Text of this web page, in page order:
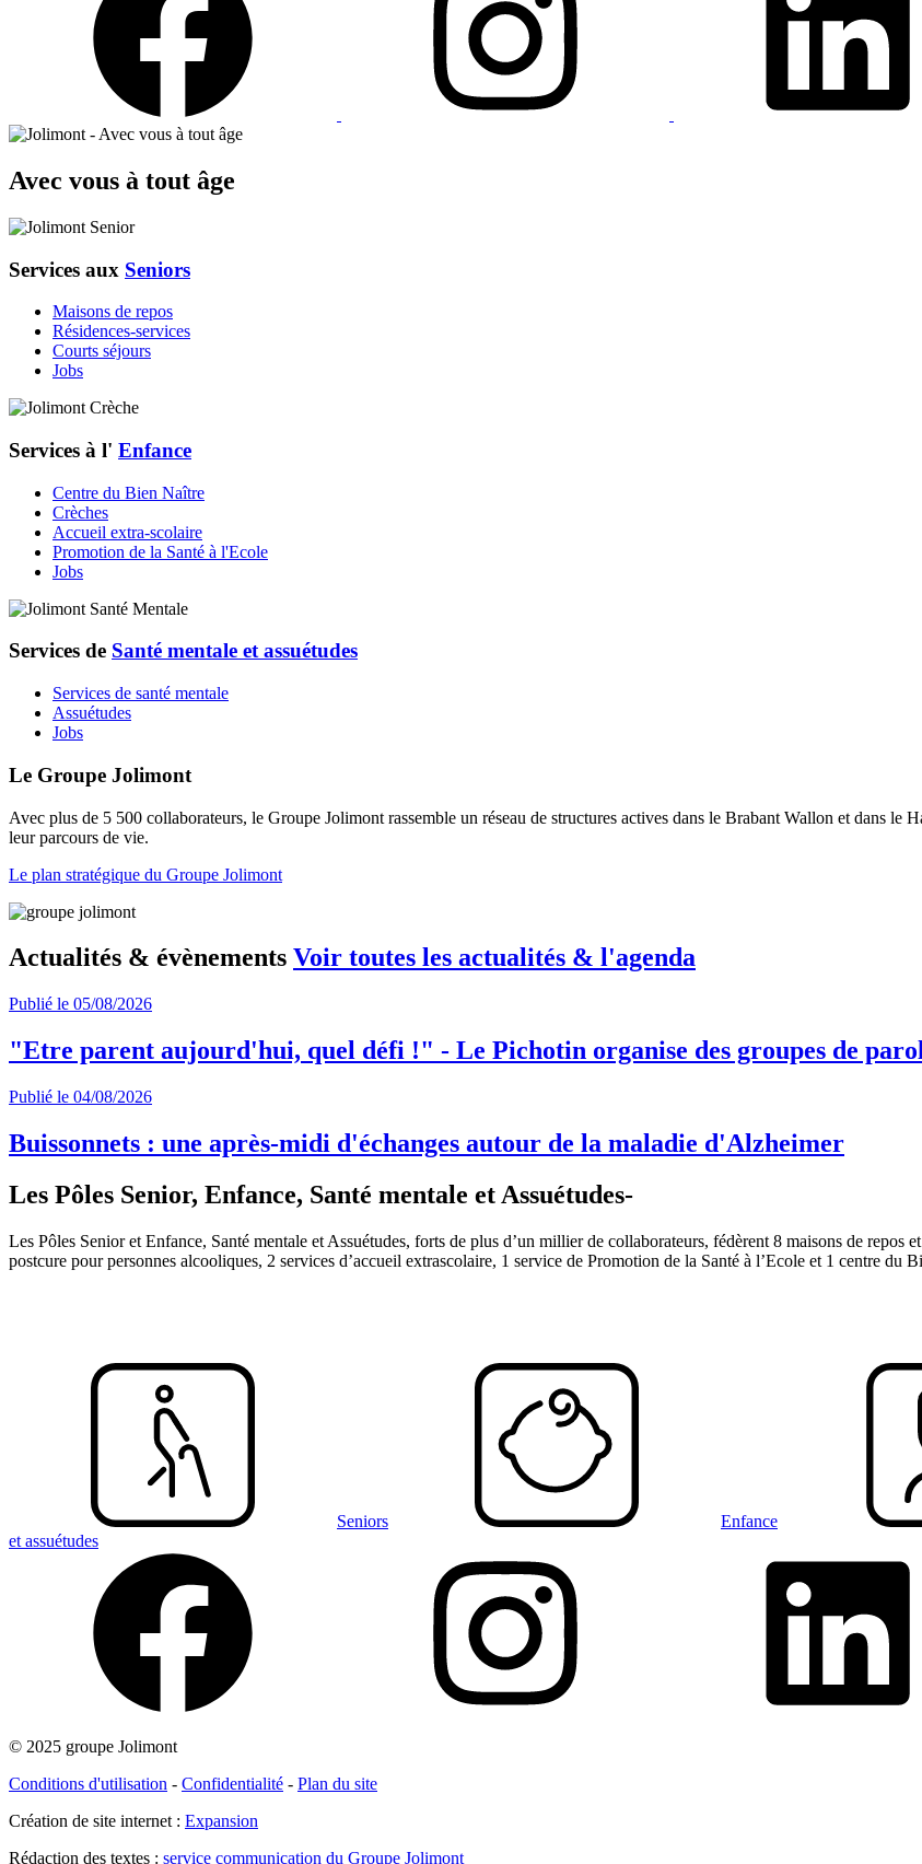
Avec vous à tout âge
Services aux Seniors
Maisons de repos
Résidences-services
Courts séjours
Jobs
Services à l' Enfance
Centre du Bien Naître
Crèches
Accueil extra-scolaire
Promotion de la Santé à l'Ecole
Jobs
Services de Santé mentale et assuétudes
Services de santé mentale
Assuétudes
Jobs
Le Groupe Jolimont
Avec plus de 5 500 collaborateurs, le Groupe Jolimont rassemble un réseau de structures actives dans le Brabant Wallon et dans
leur parcours de vie.
Le plan stratégique du Groupe Jolimont
Actualités & évènements Voir toutes les actualités & l'agenda
Publié le 05/08/2026
"Etre parent aujourd'hui, quel défi !" - Le Pichotin organise des groupes de
Publié le 04/08/2026
Buissonnets : une après-midi d'échanges autour de la maladie d'Alzheimer
Les Pôles Senior, Enfance, Santé mentale et Assuétudes-
Les Pôles Senior et Enfance, Santé mentale et Assuétudes, forts de plus d’un millier de collaborateurs, fédèrent 8 maisons de repos
postcure pour personnes alcooliques, 2 services d’accueil extrascolaire, 1 service de Promotion de la Santé à l’Ecole et 1 centre du
Seniors Enfance
et assuétudes
© 2025 groupe Jolimont
Conditions d'utilisation - Confidentialité - Plan du site
Création de site internet : Expansion
Rédaction des textes : service communication du Groupe Jolimont